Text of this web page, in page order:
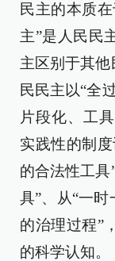
民主的本质
主”是人民民
主区别于其他
民民主以“全
片段化、工
实践性的制
的合法性工具
具”、从“一
的治理过程”
的科学认知。